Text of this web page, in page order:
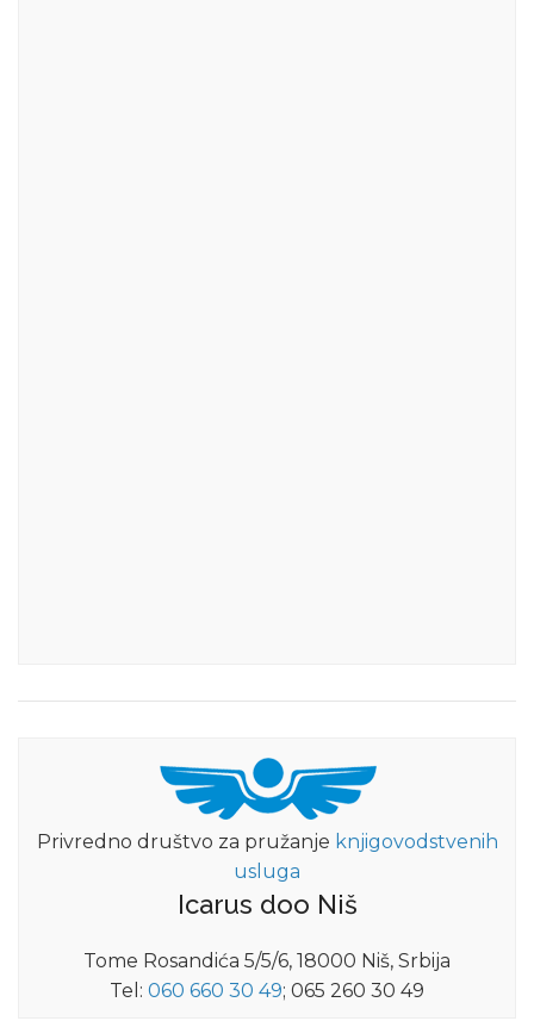
Privredno društvo za pružanje knjigovodstvenih
usluga
Icarus doo Niš
Tome Rosandića 5/5/6, 18000 Niš, Srbija
Tel: 060 660 30 49; 065 260 30 49